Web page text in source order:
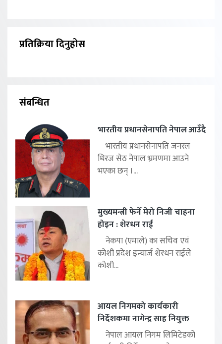
प्रतिक्रिया दिनुहोस
संबन्धित
भारतीय प्रधानसेनापति नेपाल आउँदै
भारतीय प्रधानसेनापति जनरल
धिरज सेठ नेपाल भ्रमणमा आउने
भएका छन् ।...
मुख्यमन्त्री फेर्ने मेरो निजी चाहना
होइन : शेरधन राई
नेकपा (एमाले) का सचिव एवं
कोशी प्रदेश इन्चार्ज शेरधन राईले
कोशी...
आयल निगमको कार्यकारी
निर्देशकमा नागेन्द्र साह नियुक्त
नेपाल आयल निगम लिमिटेडको